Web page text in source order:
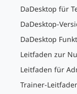
DaDesktop für
DaDesktop-
DaDesktop
Leitfaden zur
Leitfaden für
Trainer-